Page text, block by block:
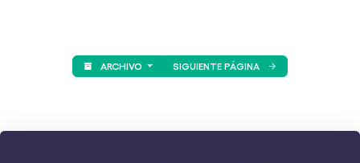
ARCHIVO SIGUIENTE PÁGINA